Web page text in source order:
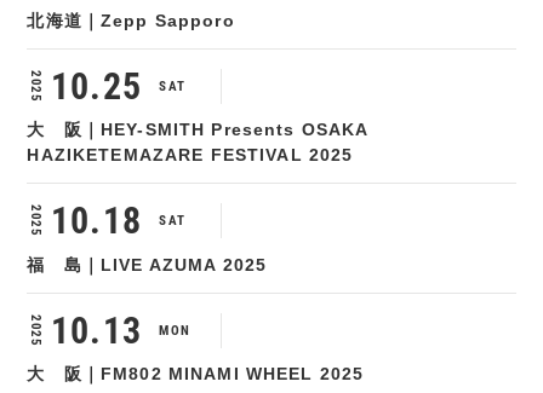
北海道｜Zepp Sapporo
2025 10.25 SAT
大 阪｜HEY-SMITH Presents OSAKA
HAZIKETEMAZARE FESTIVAL 2025
2025 10.18 SAT
福 島｜LIVE AZUMA 2025
2025 10.13 MON
大 阪｜FM802 MINAMI WHEEL 2025